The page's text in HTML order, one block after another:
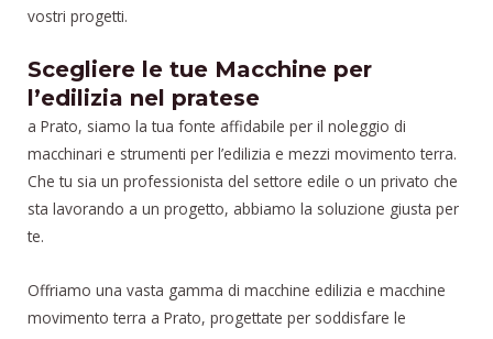
vostri progetti.
Scegliere le tue Macchine per
l’edilizia nel pratese
a Prato, siamo la tua fonte affidabile per il noleggio di
macchinari e strumenti per l’edilizia e mezzi movimento terra.
Che tu sia un professionista del settore edile o un privato che
sta lavorando a un progetto, abbiamo la soluzione giusta per
te.
Offriamo una vasta gamma di macchine edilizia e macchine
movimento terra a Prato, progettate per soddisfare le